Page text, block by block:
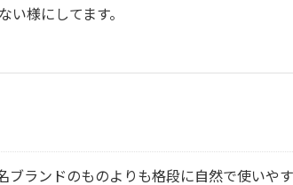
い様にしてます。
ランドのものよりも格段に自然で使いやす